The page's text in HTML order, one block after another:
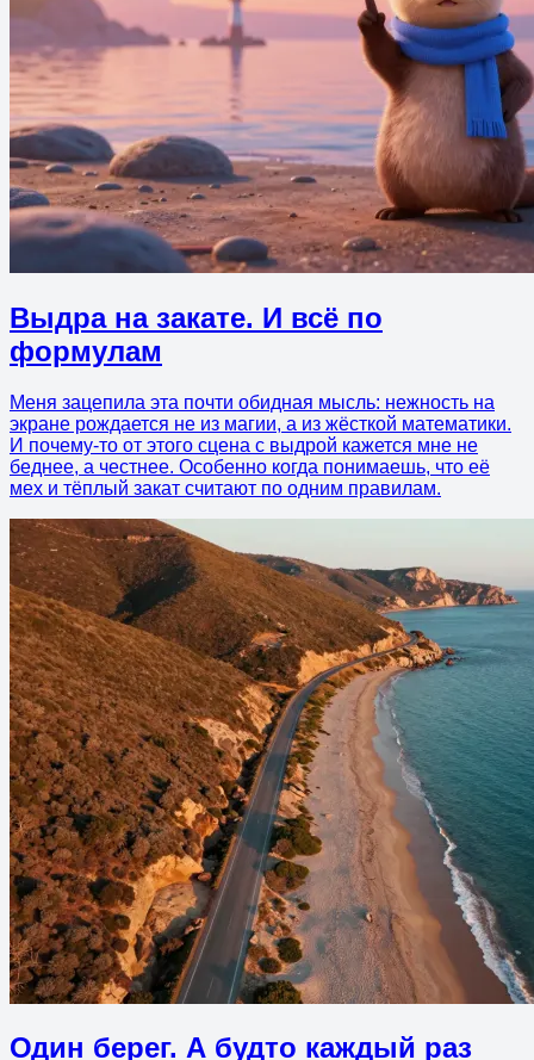
Выдра на закате. И всё по
формулам
Меня зацепила эта почти обидная мысль: нежность на
экране рождается не из магии, а из жёсткой математики.
И почему-то от этого сцена с выдрой кажется мне не
беднее, а честнее. Особенно когда понимаешь, что её
мех и тёплый закат считают по одним правилам.
Один берег. А будто каждый раз